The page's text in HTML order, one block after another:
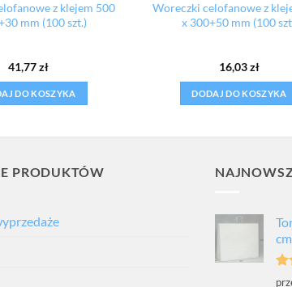
z klejem 500
mm (100 szt.)
41,77zł
DO KOSZYKA
Woreczki celofanowe z
x 300+50 mm (100
16,03zł
DODAJ DO KOSZYKA
PRODUKTÓW
cm